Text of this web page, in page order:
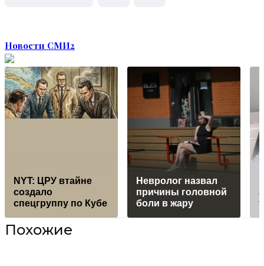
Новости СМИ2
NYT: ЦРУ втайне
создало
спецгруппу по Кубе
Невролог назвал
причины головной
боли в жару
Похожие